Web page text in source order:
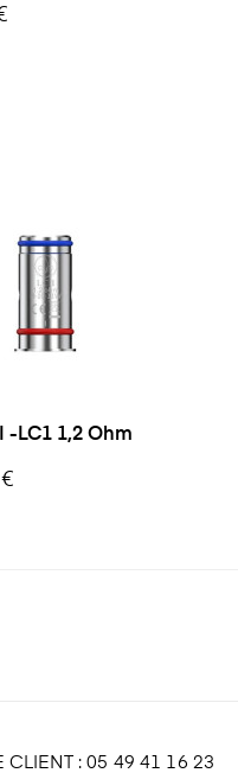
-LC1 1,2 Ohm
CLIENT : 05 49 41 16 23